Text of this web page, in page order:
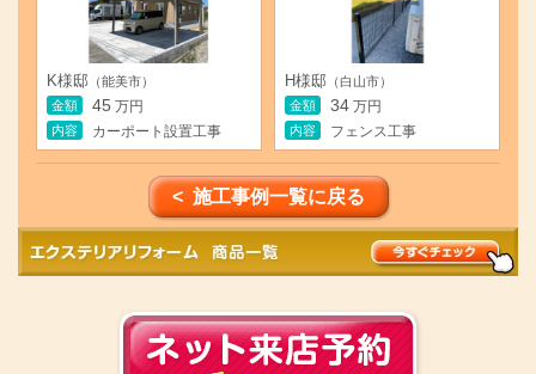
K様邸 （能美市）
金額
45 万円
内容
カーポート設置工事
H様邸 （白山市）
金額
34 万円
内容
フェンス工事
< 施工事例一覧に戻る